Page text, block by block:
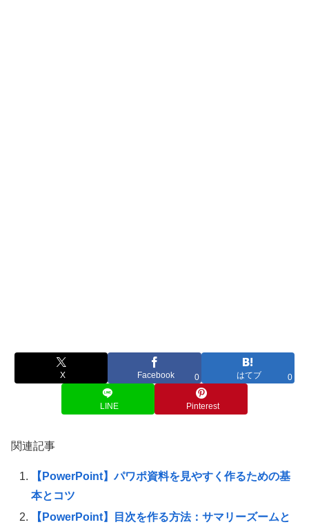
X Facebook 0 はてブ 0
LINE Pinterest
関連記事
【PowerPoint】パワポ資料を見やすく作るための基
本とコツ
【PowerPoint】目次を作る方法：サマリーズームと